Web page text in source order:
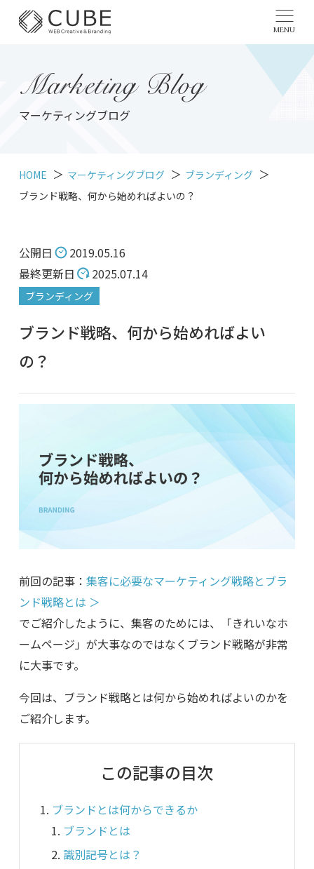
MENU
Marketing Blog
マーケティングブログ
HOME マーケティングブログ
ブランディング
ブランド戦略、何から始めればよいの？
公開日
2019.05.16
最終更新日
2025.07.14
ブランディング
ブランド戦略、何から始めればよい
の？
前回の記事： 集客に必要なマーケティング戦略とブラ
ンド戦略とは ＞
でご紹介したように、集客のためには、「きれいなホ
ームページ」が大事なのではなくブランド戦略が非常
に大事です。
今回は、ブランド戦略とは何から始めればよいのかを
ご紹介します。
この記事の目次
ブランドとは何からできるか
ブランドとは
識別記号とは？